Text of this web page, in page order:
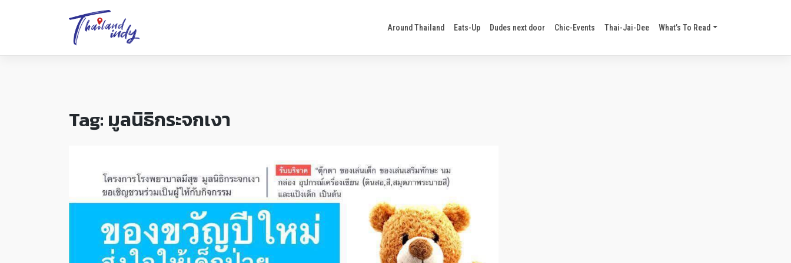
Around Thailand Eats-Up Dudes next door Chic-Events Thai-Jai-Dee What’s To Read
Tag: มูลนิธิกระจกเงา